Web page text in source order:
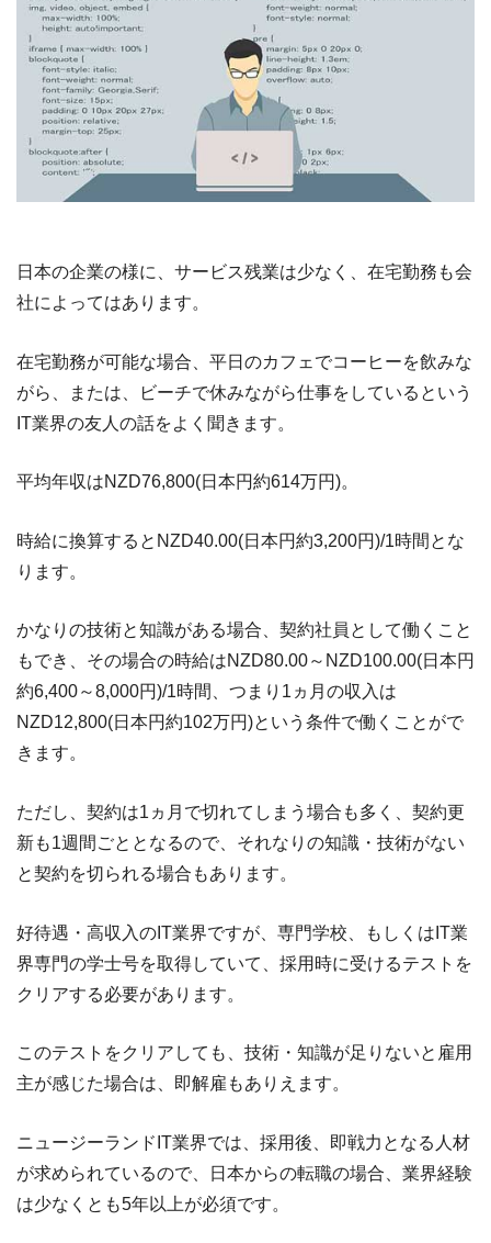
日本の企業の様に、サービス残業は少なく、在宅勤務も会
社によってはあります。
在宅勤務が可能な場合、平日のカフェでコーヒーを飲みな
がら、または、ビーチで休みながら仕事をしているという
IT業界の友人の話をよく聞きます。
平均年収はNZD76,800(日本円約614万円)。
時給に換算するとNZD40.00(日本円約3,200円)/1時間とな
ります。
かなりの技術と知識がある場合、契約社員として働くこと
もでき、その場合の時給はNZD80.00～NZD100.00(日本円
約6,400～8,000円)/1時間、つまり1ヵ月の収入は
NZD12,800(日本円約102万円)という条件で働くことがで
きます。
ただし、契約は1ヵ月で切れてしまう場合も多く、契約更
新も1週間ごととなるので、それなりの知識・技術がない
と契約を切られる場合もあります。
好待遇・高収入のIT業界ですが、専門学校、もしくはIT業
界専門の学士号を取得していて、採用時に受けるテストを
クリアする必要があります。
このテストをクリアしても、技術・知識が足りないと雇用
主が感じた場合は、即解雇もありえます。
ニュージーランドIT業界では、採用後、即戦力となる人材
が求められているので、日本からの転職の場合、業界経験
は少なくとも5年以上が必須です。